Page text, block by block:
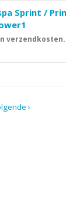
Sprint /
verzendkosten.
›